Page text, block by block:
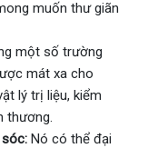
muốn thư giãn
một số trường
mát xa cho
lý trị liệu, kiểm
thương.
Nó có thể đại